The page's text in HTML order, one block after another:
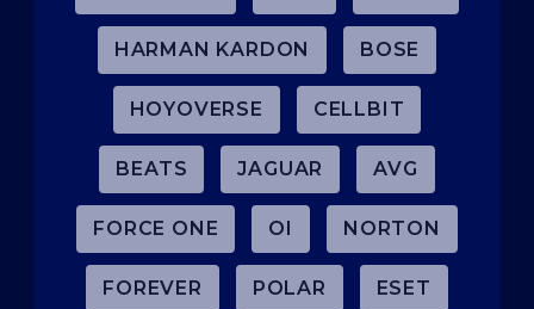
HARMAN KARDON BOSE
HOYOVERSE CELLBIT
BEATS JAGUAR AVG
FORCE ONE OI NORTON
FOREVER POLAR ESET